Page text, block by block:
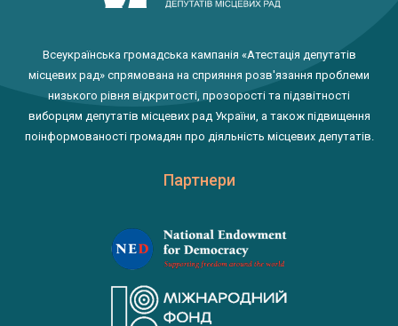
Всеукраїнська громадська кампанія «Атестація депутатів
місцевих рад» спрямована на сприяння розв'язання проблеми
низького рівня відкритості, прозорості та підзвітності
виборцям депутатів місцевих рад України, а також підвищення
поінформованості громадян про діяльність місцевих депутатів.
Партнери